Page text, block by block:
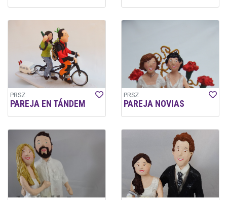
PRSZ
PAREJA EN TÁNDEM
PRSZ
PAREJA NOVIAS